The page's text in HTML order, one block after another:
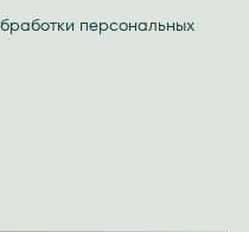
персональных